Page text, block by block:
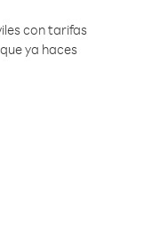
con tarifas
ya haces